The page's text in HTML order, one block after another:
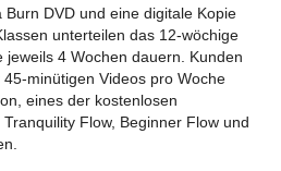
DVD und eine digitale Kopie
unterteilen das 12-wöchige
jeweils 4 Wochen dauern. Kunden
minütigen Videos pro Woche
eines der kostenlosen
Flow, Beginner Flow und